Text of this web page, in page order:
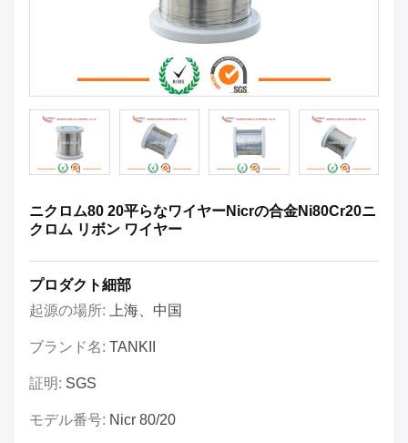
ニクロム80 20平らなワイヤーNicrの合金Ni80Cr20ニ
クロム リボン ワイヤー
プロダクト細部
起源の場所: 上海、中国
ブランド名: TANKII
証明: SGS
モデル番号: Nicr 80/20